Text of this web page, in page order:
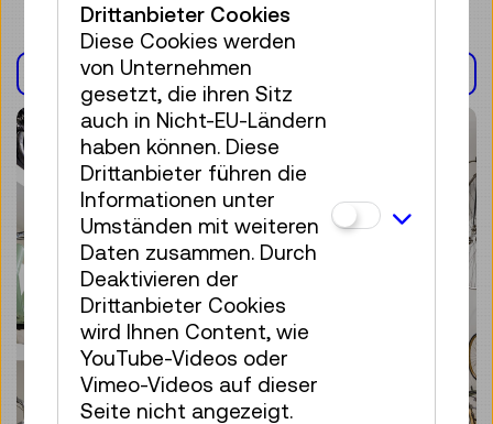
AUSSTELLUNG(EN)
Drittanbieter Cookies
Diese Cookies werden
von Unternehmen
gesetzt, die ihren Sitz
auch in Nicht-EU-Ländern
haben können. Diese
Drittanbieter führen die
Informationen unter
Umständen mit weiteren
Daten zusammen. Durch
Deaktivieren der
Drittanbieter Cookies
wird Ihnen Content, wie
YouTube-Videos oder
Vimeo-Videos auf dieser
Seite nicht angezeigt.